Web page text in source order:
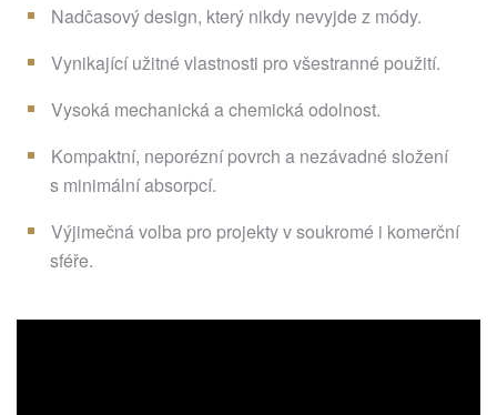
Nadčasový design, který nikdy nevyjde z módy.
Vynikající užitné vlastnosti pro všestranné použití.
Vysoká mechanická a chemická odolnost.
Kompaktní, neporézní povrch a nezávadné složení
s minimální absorpcí.
Výjimečná volba pro projekty v soukromé i komerční
sféře.